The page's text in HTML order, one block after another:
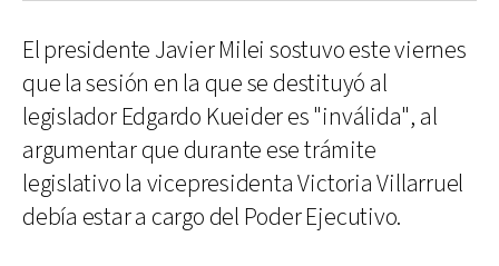
El presidente Javier Milei sostuvo este viernes
que la sesión en la que se destituyó al
legislador Edgardo Kueider es "inválida", al
argumentar que durante ese trámite
legislativo la vicepresidenta Victoria Villarruel
debía estar a cargo del Poder Ejecutivo.